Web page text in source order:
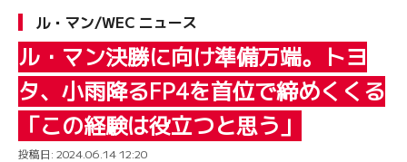
ル・マン/WEC ニュース
ル・マン決勝に向け準備万端。トヨ
タ、小雨降るFP4を首位で締めくくる
「この経験は役立つと思う」
投稿日: 2024.06.14 12:20